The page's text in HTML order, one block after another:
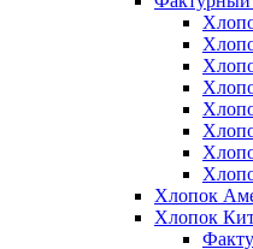
Хлопок
Хлопок